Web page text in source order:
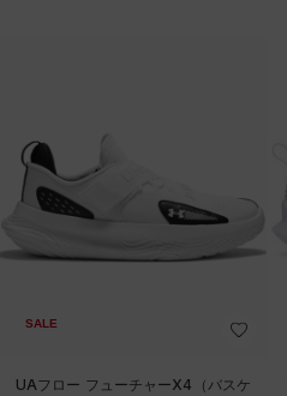
SALE
UAフロー フューチャーX4（バスケ